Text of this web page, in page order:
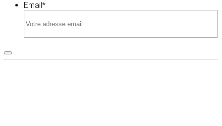
Email*